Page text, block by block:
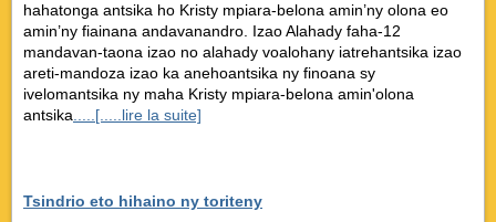
hahatonga antsika ho Kristy mpiara-belona amin’ny olona eo
amin’ny fiainana andavanandro. Izao Alahady faha-12
mandavan-taona izao no alahady voalohany iatrehantsika izao
areti-mandoza izao ka anehoantsika ny finoana sy
ivelomantsika ny maha Kristy mpiara-belona amin'olona
antsika .....[.....lire la suite]
Tsindrio eto hihaino ny toriteny